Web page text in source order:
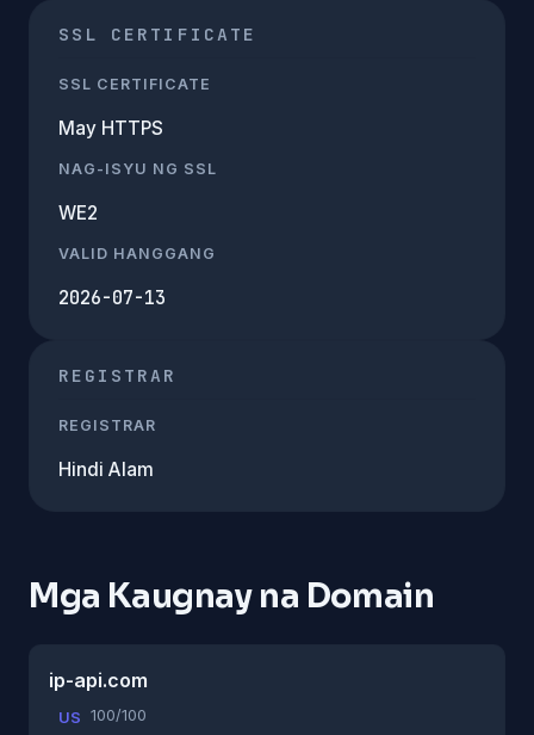
SSL CERTIFICATE
SSL CERTIFICATE
May HTTPS
NAG-ISYU NG SSL
WE2
VALID HANGGANG
2026-07-13
REGISTRAR
REGISTRAR
Hindi Alam
Mga Kaugnay na Domain
ip-api.com
US 100/100